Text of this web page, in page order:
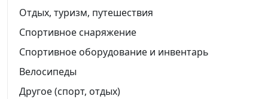
Отдых, туризм, путешествия
Спортивное снаряжение
Спортивное оборудование и инвентарь
Велосипеды
Другое (спорт, отдых)